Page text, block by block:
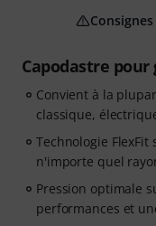
Capodastre
Convient à la
classique,
Technologie
n'importe quel
Pression optimale
performances et